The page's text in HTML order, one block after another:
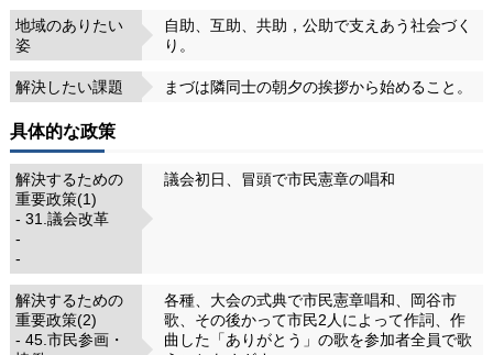
地域のありたい
姿
自助、互助、共助，公助で支えあう社会づく
り。
解決したい課題 まづは隣同士の朝夕の挨拶から始めること。
具体的な政策
解決するための
重要政策(1)
- 31.議会改革
-
-
議会初日、冒頭で市民憲章の唱和
解決するための
重要政策(2)
- 45.市民参画・
各種、大会の式典で市民憲章唱和、岡谷市
歌、その後かって市民2人によって作詞、作
曲した「ありがとう」の歌を参加者全員で歌